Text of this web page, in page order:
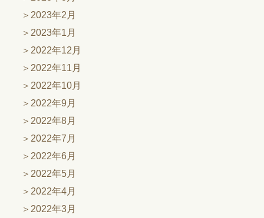
2023年2月
2023年1月
2022年12月
2022年11月
2022年10月
2022年9月
2022年8月
2022年7月
2022年6月
2022年5月
2022年4月
2022年3月